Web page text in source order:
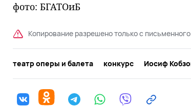
фото: БГАТОиБ
Копирование разрешено только с
театр оперы и балета конкурс Иосиф